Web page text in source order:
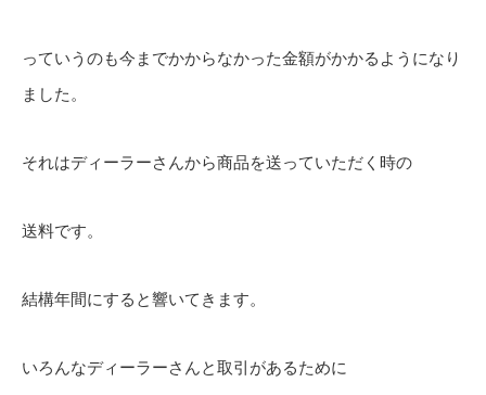
っていうのも今までかからなかった金額がかかるようになり
ました。
それはディーラーさんから商品を送っていただく時の
送料です。
結構年間にすると響いてきます。
いろんなディーラーさんと取引があるために